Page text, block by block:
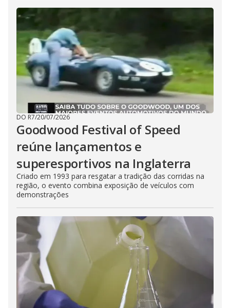
DO R7/20/07/2026
Goodwood Festival of Speed
reúne lançamentos e
superesportivos na Inglaterra
Criado em 1993 para resgatar a tradição das corridas na
região, o evento combina exposição de veículos com
demonstrações